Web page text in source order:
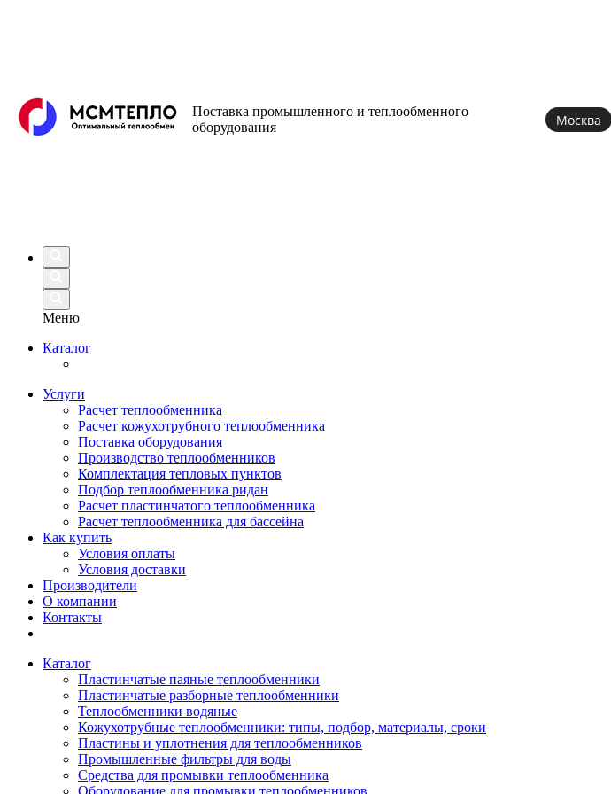
Поставка промышленного и теплообменного
оборудования
Москва
Меню
Каталог
Услуги
Расчет теплообменника
Расчет кожухотрубного теплообменника
Поставка оборудования
Производство теплообменников
Комплектация тепловых пунктов
Подбор теплообменника ридан
Расчет пластинчатого теплообменника
Расчет теплообменника для бассейна
Как купить
Условия оплаты
Условия доставки
Производители
О компании
Контакты
Каталог
Пластинчатые паяные теплообменники
Пластинчатые разборные теплообменники
Теплообменники водяные
Кожухотрубные теплообменники: типы, подбор, материалы, сроки
Пластины и уплотнения для теплообменников
Промышленные фильтры для воды
Средства для промывки теплообменника
Оборудование для промывки теплообменников